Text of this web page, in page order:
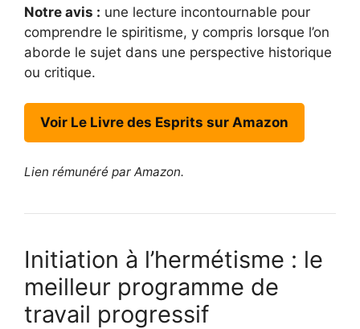
Notre avis : une lecture incontournable pour
comprendre le spiritisme, y compris lorsque l’on
aborde le sujet dans une perspective historique
ou critique.
Voir Le Livre des Esprits sur Amazon
Lien rémunéré par Amazon.
Initiation à l’hermétisme : le
meilleur programme de
travail progressif